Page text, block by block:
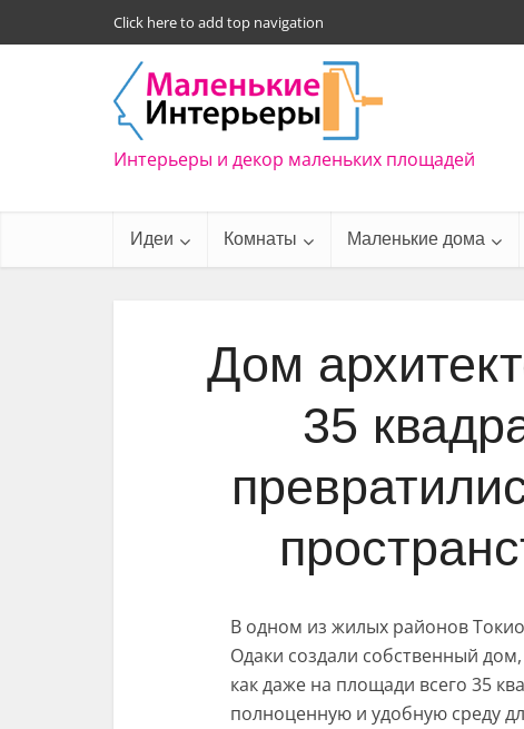
Click here to add top navigation
Интерьеры и декор маленьких площадей
Идеи Комнаты Маленькие дома
Дом
35
В одном из жилых районов
Одаки создали собственный
как даже на площади всего 35
полноценную и удобную среду